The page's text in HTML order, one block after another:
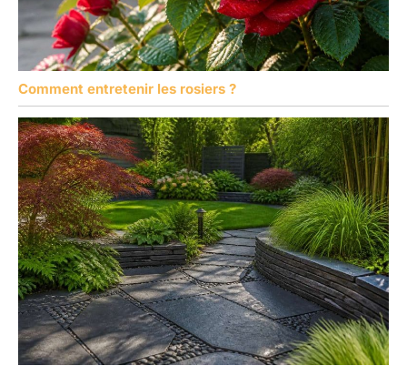
Comment entretenir les rosiers ?